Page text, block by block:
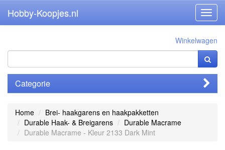
Hobby-Koopjes.nl
Winkelwagen
Categorie
Home
Brei- haakgarens en haakpakketten
Durable Haak- & Breigarens
Durable Macrame
Durable Macrame - Kleur 2133 Dark Mint